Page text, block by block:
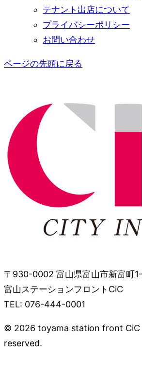
テナント出店について
プライバシーポリシー
お問い合わせ
ページの先頭に戻る
〒930-0002 富山県富山市新富町
富山ステーションフロントCiC
TEL: 076-444-0001
© 2026 toyama station front CiC
reserved.